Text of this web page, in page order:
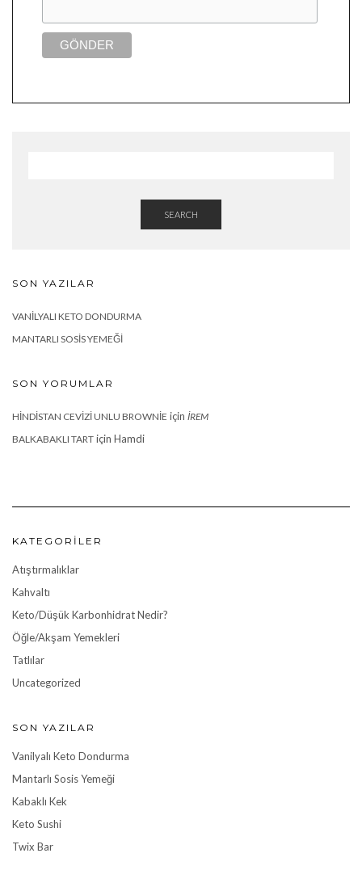
SEARCH
SON YAZILAR
VANILYALI KETO DONDURMA
MANTARLI SOSIS YEMEĞI
SON YORUMLAR
HINDISTAN CEVIZI UNLU BROWNIE için İREM
BALKABAKLI TART için Hamdi
KATEGORILER
Atıştırmalıklar
Kahvaltı
Keto/Düşük Karbonhidrat Nedir?
Öğle/Akşam Yemekleri
Tatlılar
Uncategorized
SON YAZILAR
Vanilyalı Keto Dondurma
Mantarlı Sosis Yemeği
Kabaklı Kek
Keto Sushi
Twix Bar